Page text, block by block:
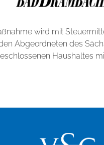
wird mit
Abgeordneten des
Haushaltes